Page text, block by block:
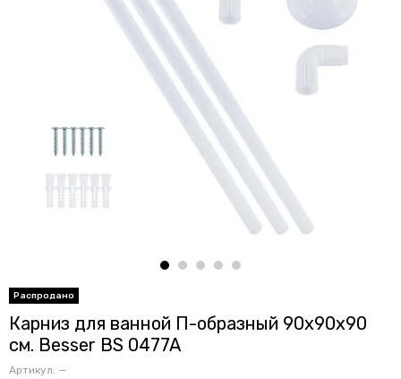
Карниз для ванной П-образный 90х90х90
см. Besser BS 0477A
Артикул: —